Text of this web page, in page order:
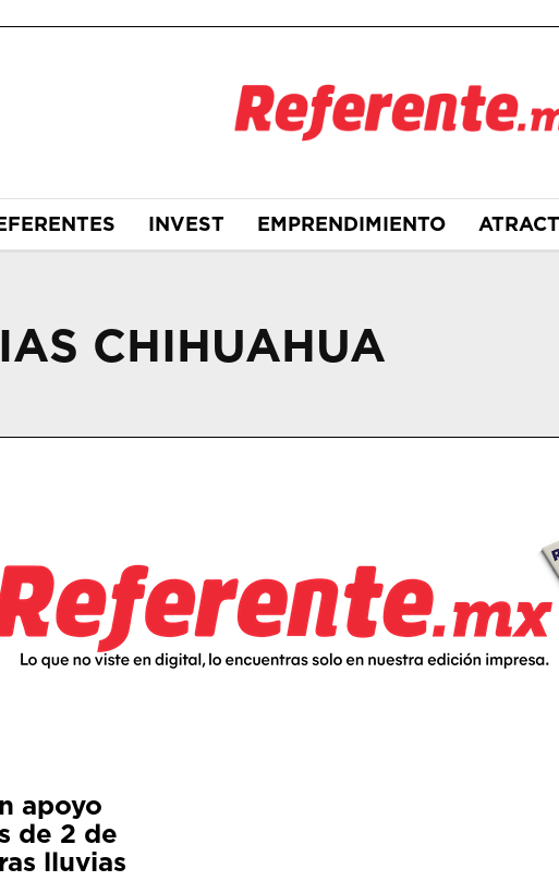
INVEST EMPRENDIMIENTO
CHIHUAHUA
apoyo
de 2 de
lluvias